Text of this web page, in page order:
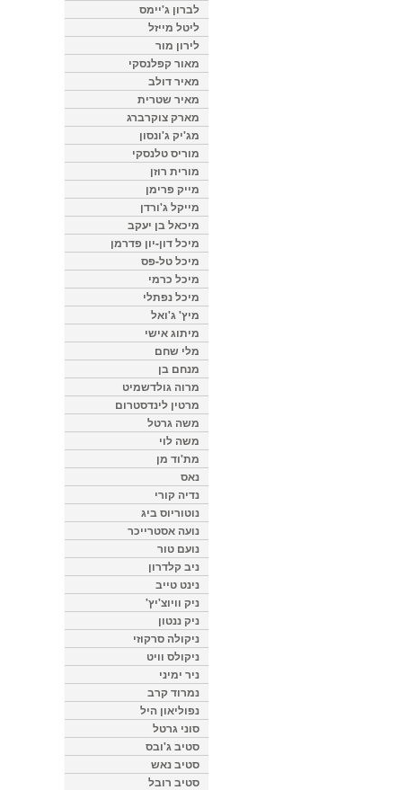
לברון ג'יימס
ליטל מייזל
לירון מור
מאור קפלנסקי
מאיר דולב
מאיר שטרית
מארק צוקרברג
מג'יק ג'ונסון
מוריס טלנסקי
מורית רוזן
מייק פרימן
מייקל ג'ורדן
מיכאל בן יעקב
מיכל דון-יון פדרמן
מיכל טל-פס
מיכל כרמי
מיכל נפתלי
מיץ' ג'ואל
מיתוג אישי
מלי שחם
מנחם בן
מרוה גולדשמיט
מרטין לינדסטרום
משה גרטל
משה לוי
מת'וד מן
נאס
נדיה קורי
נוטוריוס ביג
נועה אסטרייכר
נועם טור
ניב קלדרון
נינט טייב
ניק וויוצ'יץ'
ניק ננטון
ניקולה סרקוזי
ניקולס וויט
ניר ימיני
נמרוד קרב
נפוליאון היל
סוני גרטל
סטיב ג'ובס
סטיב נאש
סטיב רובל